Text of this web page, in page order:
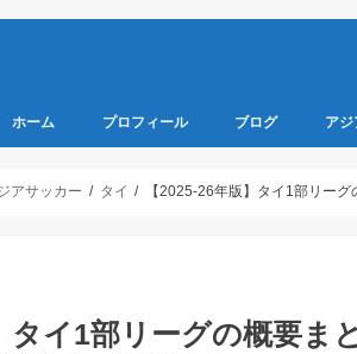
ホーム プロフィール ブログ アジ
アサッカー タイ 【2025-26年版】タイ1部リー
タイ1部リーグの概要ま